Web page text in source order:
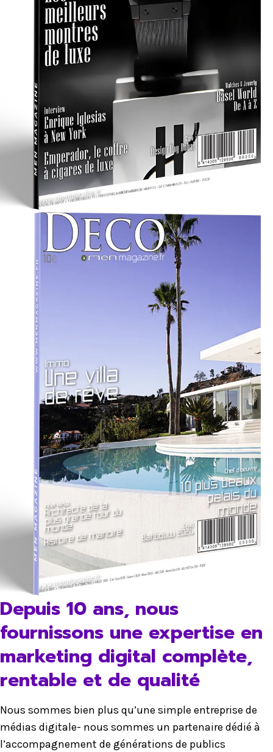
Depuis 10 ans, nous
fournissons une expertise en
marketing digital complète,
rentable et de qualité
Nous sommes bien plus qu’une simple entreprise de
médias digitale- nous sommes un partenaire dédié à
l’accompagnement de générations de publics